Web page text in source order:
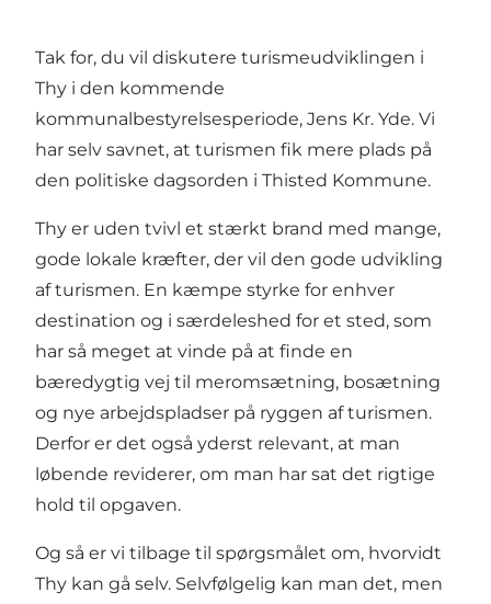
Tak for, du vil diskutere turismeudviklingen i
Thy i den kommende
kommunalbestyrelsesperiode, Jens Kr. Yde. Vi
har selv savnet, at turismen fik mere plads på
den politiske dagsorden i Thisted Kommune.
Thy er uden tvivl et stærkt brand med mange,
gode lokale kræfter, der vil den gode udvikling
af turismen. En kæmpe styrke for enhver
destination og i særdeleshed for et sted, som
har så meget at vinde på at finde en
bæredygtig vej til meromsætning, bosætning
og nye arbejdspladser på ryggen af turismen.
Derfor er det også yderst relevant, at man
løbende reviderer, om man har sat det rigtige
hold til opgaven.
Og så er vi tilbage til spørgsmålet om, hvorvidt
Thy kan gå selv. Selvfølgelig kan man det, men